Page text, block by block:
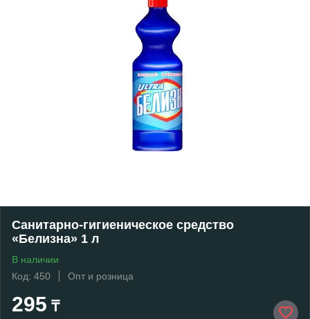
Санитарно-гигиеническое средство
«Белизна» 1 л
В наличии
Код: 450
Опт и розница
295 ₸